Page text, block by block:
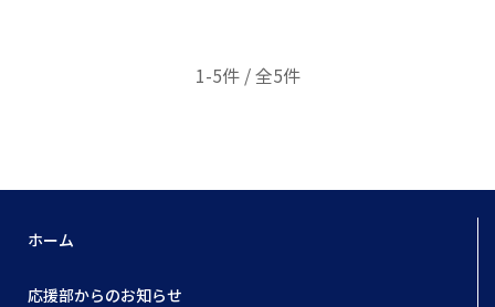
1-5件 / 全5件
ホーム
応援部からのお知らせ